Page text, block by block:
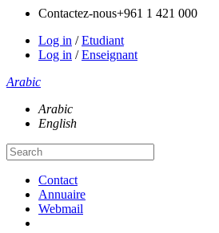
Contactez-nous+961 1 421 000
Log in /Etudiant
Log in /Enseignant
Arabic
Arabic
English
Contact
Annuaire
Webmail